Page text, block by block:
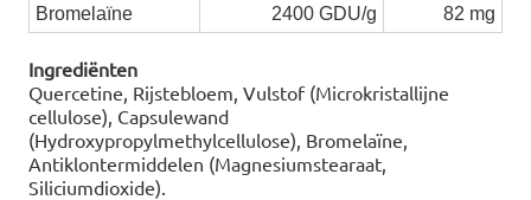
Bromelaïne
2400 GDU/g 82 mg
Ingrediënten
Quercetine, Rijstebloem, Vulstof (Microkristallijne
cellulose), Capsulewand
(Hydroxypropylmethylcellulose), Bromelaïne,
Antiklontermiddelen (Magnesiumstearaat,
Siliciumdioxide).